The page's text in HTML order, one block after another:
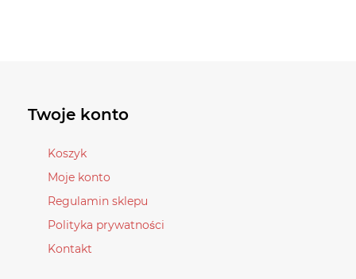
wybrać
Twoje konto
Koszyk
Moje konto
Regulamin sklepu
Polityka prywatności
Kontakt